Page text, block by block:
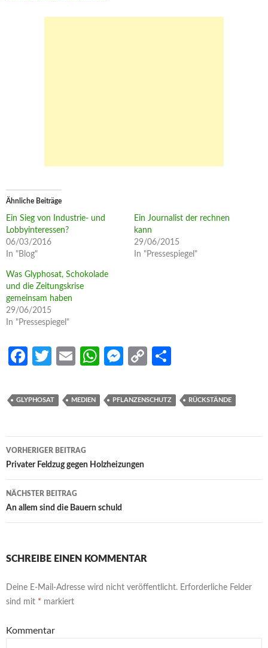
Ähnliche Beiträge
Ein Sieg von Industrie- und
Lobbyinteressen?
06/03/2016
In "Blog"
Ein Journalist der rechnen
kann
29/06/2015
In "Pressespiegel"
Was Glyphosat, Schokolade
und die Zeitungskrise
gemeinsam haben
29/06/2015
In "Pressespiegel"
Fa
b
o
k
T
itt
E
ail
W
at
A
p
M
se
g
C
p
Li
ar
GLYPHOSAT MEDIEN PFLANZENSCHUTZ RÜCKSTÄNDE
Beitrags-
Navigation
VORHERIGER BEITRAG
Privater Feldzug gegen Holzheizungen
NÄCHSTER BEITRAG
An allem sind die Bauern schuld
SCHREIBE EINEN KOMMENTAR
Deine E-Mail-Adresse wird nicht veröffentlicht. Erforderliche Felder
sind mit * markiert
Kommentar